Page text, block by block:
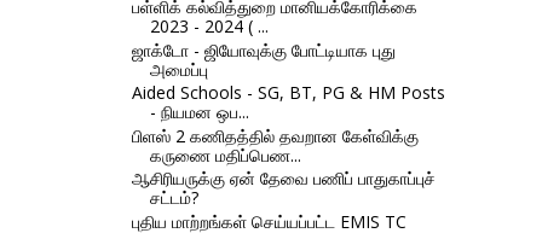
பள்ளிக் கல்வித்துறை மானியக்கோரிக்கை
2023 - 2024 ( ...
ஜாக்டோ - ஜியோவுக்கு போட்டியாக புது
அமைப்பு
Aided Schools - SG, BT, PG & HM Posts
- நியமன ஒப...
பிளஸ் 2 கணிதத்தில் தவறான கேள்விக்கு
கருணை மதிப்பெண...
ஆசிரியருக்கு ஏன் தேவை பணிப் பாதுகாப்புச்
சட்டம்?
புதிய மாற்றங்கள் செய்யப்பட்ட EMIS TC